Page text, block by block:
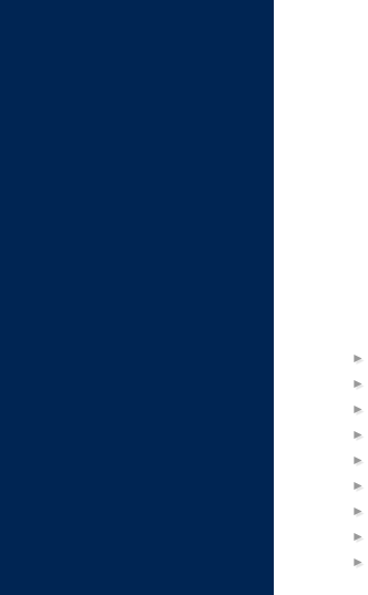
►
►
►
►
►
►
►
►
►